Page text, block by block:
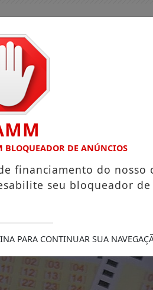
NOTÍCIAS FUTEBOL
BLOQUEADOR DE ANÚNCIOS
financiamento do nosso
seu bloqueador de
PARA CONTINUAR SUA